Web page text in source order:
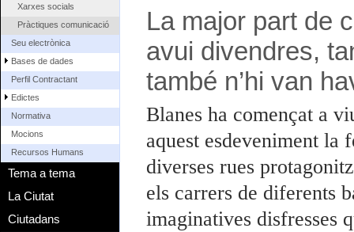
Xarxes socials
Pràctiques comunicació
Seu electrònica
Bases de dades
Perfil Contractant
Edictes
Normativa
Mocions
Recursos Humans
Tema a tema
La Ciutat
Ciutadans
La major part de
avui divendres,
també n’hi van
Blanes ha començat a
aquest esdeveniment la
diverses rues
els carrers de diferents
imaginatives disfresses